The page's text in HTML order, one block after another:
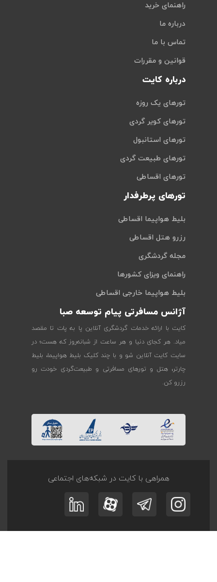
راهنمای خرید
درباره ما
تماس با ما
قوانین و مقررات
درباره کایت
تورهای یک روزه
تورهای کویر گردی
تورهای استانبول
تورهای طبیعت گردی
تورهای اقساطی
تورهای پرطرفدار
بلیط هواپیما اقساطی
رزرو هتل اقساطی
مجله گردشگری
راهنمای ویزای کشورها
بلیط هواپیما خارجی اقساطی
آژانس مسافرتی پیام توسعه صبا
کایت با ارائه خدمات گردشگری آنلاین پا به پات تا مقصد
میاد. هر کجای دنیا و هر ساعت از شبانه‌روز که هست؛ در
سایت کایت آنلاین شو و با چند کلیک بلیط هواپیما، بلیط
چارتر، هتل و تورهای مسافرتی و طبیعت‌گردی خودت رو
رزرو کن.
همراهی با کایت در شبکه‌های اجتماعی